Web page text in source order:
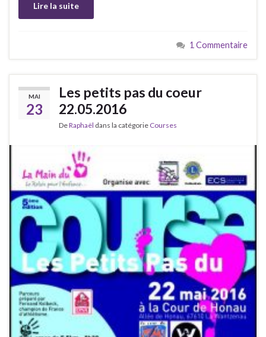
Lire la suite
1 Commentaire
MAI
23
Les petits pas du coeur
22.05.2016
DeRaphaël dans la catégorie Courses